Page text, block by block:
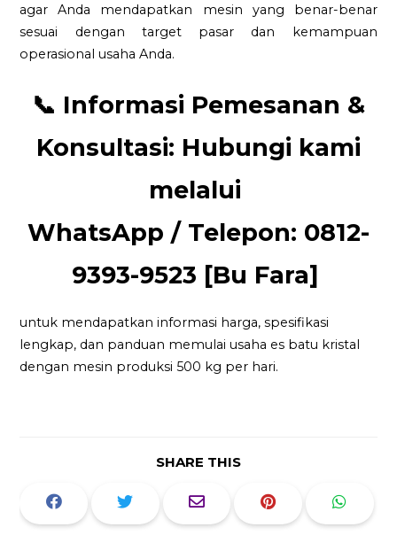
agar Anda mendapatkan mesin yang benar-benar
sesuai dengan target pasar dan kemampuan
operasional usaha Anda.
📞 Informasi Pemesanan &
Konsultasi: Hubungi kami
melalui
WhatsApp / Telepon: 0812-
9393-9523 [Bu Fara]
untuk mendapatkan informasi harga, spesifikasi
lengkap, dan panduan memulai usaha es batu kristal
dengan mesin produksi 500 kg per hari.
SHARE THIS